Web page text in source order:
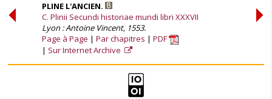
PLINE L'ANCIEN.
C. Plinii Secundi historiae mundi libri XXXVII
Lyon : Antoine Vincent, 1553.
Page à Page
Par chapitres
PDF
Sur Internet Archive